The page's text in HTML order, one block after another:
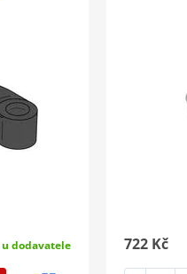
dodavatele 722 Kč